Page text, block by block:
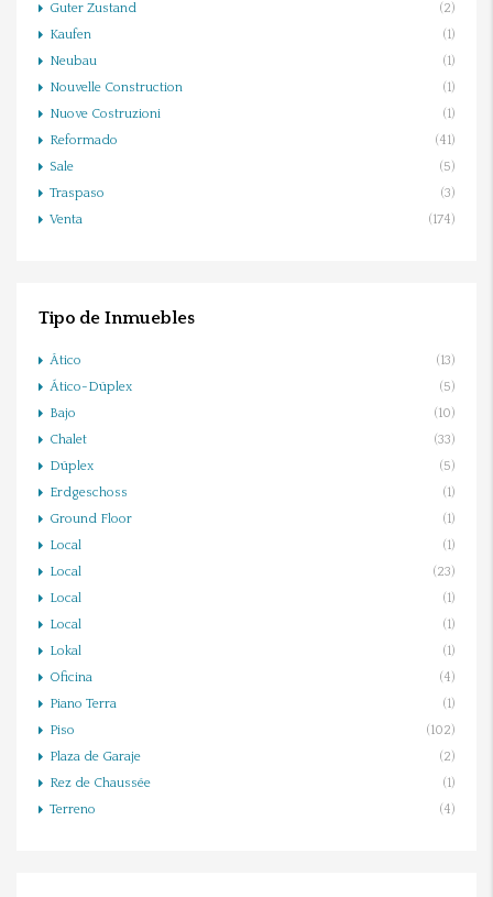
Guter Zustand
(2)
Kaufen
(1)
Neubau
(1)
Nouvelle Construction
(1)
Nuove Costruzioni
(1)
Reformado
(41)
Sale
(5)
Traspaso
(3)
Venta
(174)
Tipo de Inmuebles
Ático
(13)
Ático-Dúplex
(5)
Bajo
(10)
Chalet
(33)
Dúplex
(5)
Erdgeschoss
(1)
Ground Floor
(1)
Local
(1)
Local
(23)
Local
(1)
Local
(1)
Lokal
(1)
Oficina
(4)
Piano Terra
(1)
Piso
(102)
Plaza de Garaje
(2)
Rez de Chaussée
(1)
Terreno
(4)